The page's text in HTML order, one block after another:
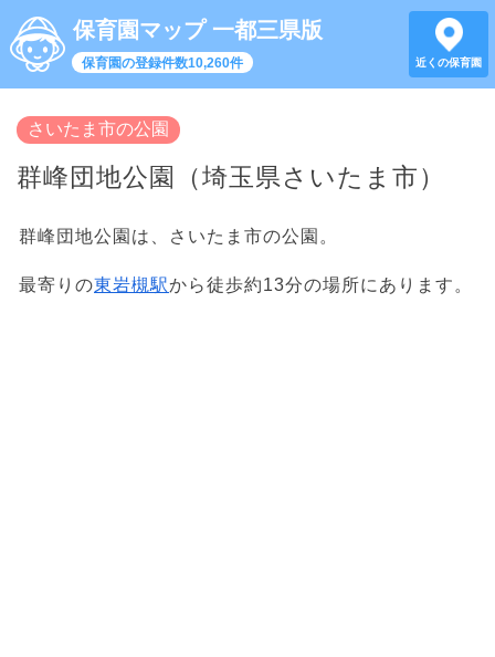
保育園マップ 一都三県版
保育園の登録件数10,260件 近くの保育園
さいたま市の公園
群峰団地公園（埼玉県さいたま市）
群峰団地公園は、さいたま市の公園。
最寄りの東岩槻駅から徒歩約13分の場所にあります。